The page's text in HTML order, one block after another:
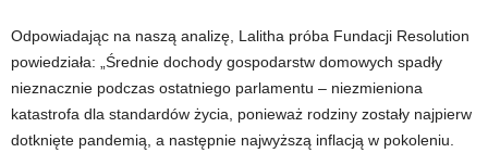
Odpowiadając na naszą analizę, Lalitha próba Fundacji Resolution
powiedziała: „Średnie dochody gospodarstw domowych spadły
nieznacznie podczas ostatniego parlamentu – niezmieniona
katastrofa dla standardów życia, ponieważ rodziny zostały najpierw
dotknięte pandemią, a następnie najwyższą inflacją w pokoleniu.